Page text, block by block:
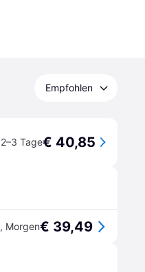
Empfohlen
2–3 Tage€ 40,85
, Morgen€ 39,49